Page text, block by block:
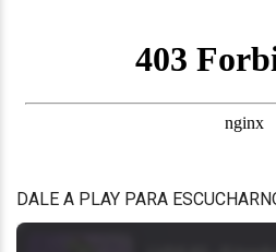
DALE A PLAY PARA